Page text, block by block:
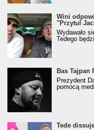
Wini
"Przytul
Wydawało
Tedego
Bas Tajpan
Prezydent
pomocą
Tede